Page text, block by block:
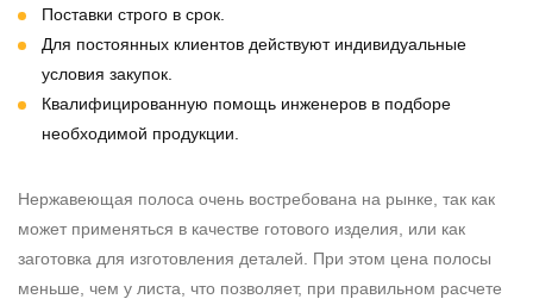
Поставки строго в срок.
Для постоянных клиентов действуют индивидуальные
условия закупок.
Квалифицированную помощь инженеров в подборе
необходимой продукции.
Нержавеющая полоса очень востребована на рынке, так как
может применяться в качестве готового изделия, или как
заготовка для изготовления деталей. При этом цена полосы
меньше, чем у листа, что позволяет, при правильном расчете